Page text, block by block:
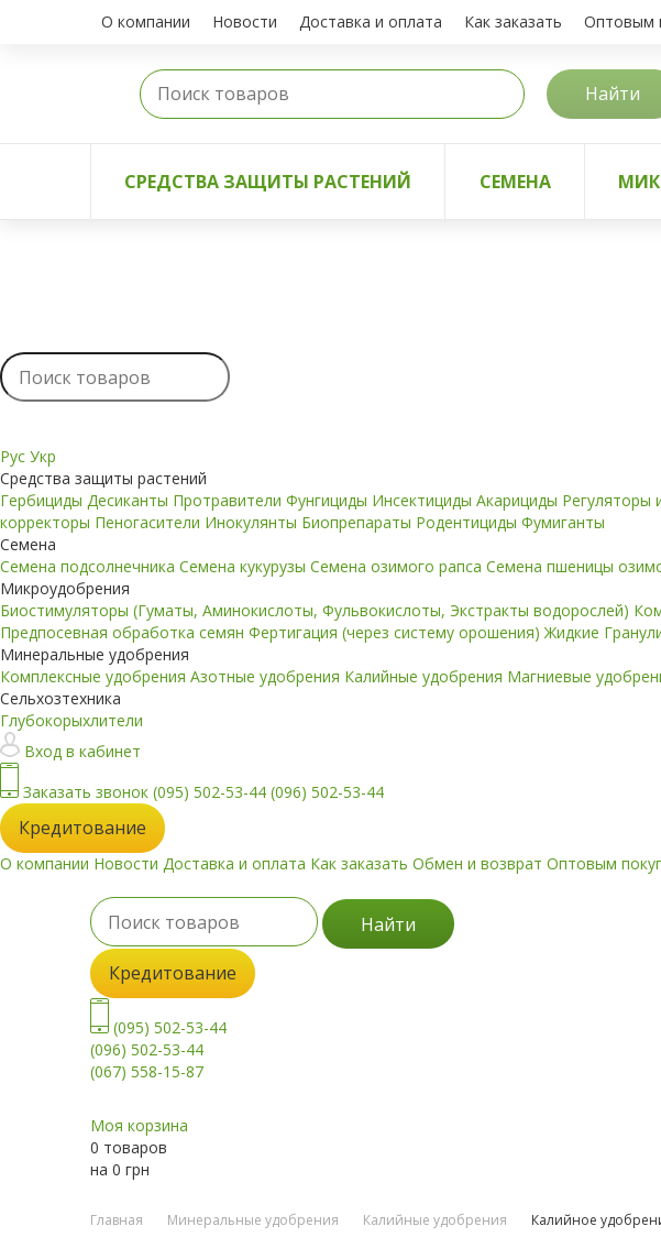
О компании Новости Доставка и оплата Как заказать Оптовым
Найти
СРЕДСТВА ЗАЩИТЫ РАСТЕНИЙ СЕМЕНА
Рус Укр
Средства защиты растений
Гербициды Десиканты Протравители Фунгициды Инсектициды Акарициды Регуляторы
корректоры Пеногасители Инокулянты Биопрепараты Родентициды Фумиганты
Семена
Семена подсолнечника Семена кукурузы Семена озимого рапса Семена пшеницы
Микроудобрения
Биостимуляторы (Гуматы, Аминокислоты, Фульвокислоты, Экстракты водорослей)
Предпосевная обработка семян Фертигация (через систему орошения)Жидкие
Минеральные удобрения
Комплексные удобрения Азотные удобрения Калийные удобрения Магниевые
Сельхозтехника
Глубокорыхлители
Вход в кабинет
Заказать звонок (095) 502-53-44 (096) 502-53-44
Кредитование
О компании Новости Доставка и оплата Как заказать Обмен и возврат Оптовым
Найти
Кредитование
(095) 502-53-44
(096) 502-53-44
(067) 558-15-87
Моя корзина
0 товаров
на 0 грн
Главная Минеральные удобрения Калийные удобрения Калийное